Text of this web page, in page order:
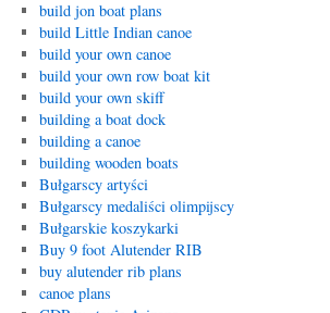
build jon boat plans
build Little Indian canoe
build your own canoe
build your own row boat kit
build your own skiff
building a boat dock
building a canoe
building wooden boats
Bułgarscy artyści
Bułgarscy medaliści olimpijscy
Bułgarskie koszykarki
Buy 9 foot Alutender RIB
buy alutender rib plans
canoe plans